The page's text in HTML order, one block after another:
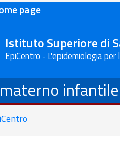
page
Istituto Superiore di
EpiCentro - L'epidemiologia
infantile